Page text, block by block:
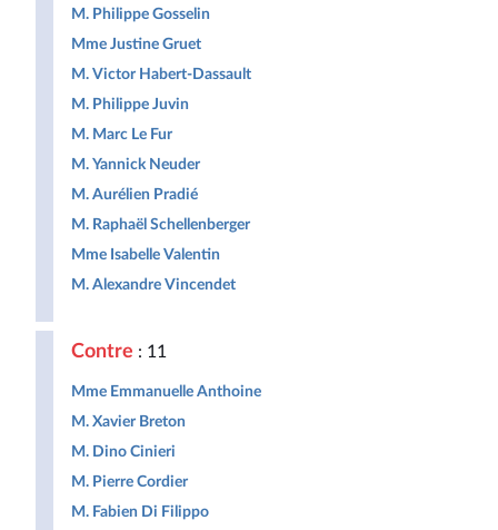
M. Philippe Gosselin
Mme Justine Gruet
M. Victor Habert-Dassault
M. Philippe Juvin
M. Marc Le Fur
M. Yannick Neuder
M. Aurélien Pradié
M. Raphaël Schellenberger
Mme Isabelle Valentin
M. Alexandre Vincendet
Contre : 11
Mme Emmanuelle Anthoine
M. Xavier Breton
M. Dino Cinieri
M. Pierre Cordier
M. Fabien Di Filippo